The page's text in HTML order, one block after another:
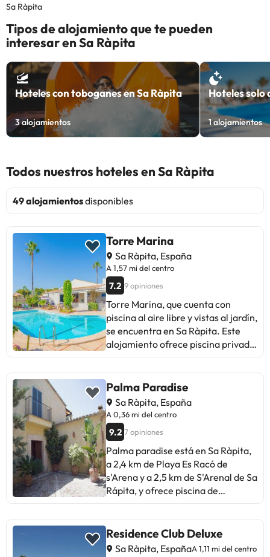
Sa Ràpita
Tipos de alojamiento que te pueden
interesar en Sa Ràpita
Hoteles con toboganes en Sa Ràpita
3alojamientos
Hoteles solo
1alojamientos
Todos nuestros hoteles en Sa Ràpita
49 alojamientosdisponibles
Torre Marina
Sa Ràpita, España
A 1,57 mi del centro
7.2 9 opiniones
Torre Marina, que cuenta con
piscina al aire libre y vistas al jardín,
se encuentra en Sa Ràpita. Este
alojamiento ofrece piscina privada,
baño, ropa de cama, toallas, TV con
canales vía satélite, zona de
comedor, cocina totalmente
equipada y terraza con vistas a la
piscina. S'Arenal de Sa Rápita está
a 2,4 km del alojamiento, y Club
Náutico de Palma está a 47 km. El
aeropuerto (Aeropuerto de Palma
de Mallorca - Son Sant Joan) está a
charge of EUR 50. This property
will not accommodate hen, stag or
Palma Paradise
Sa Ràpita, España
A 0,36 mi del centro
9.2 7 opiniones
Palma paradise está en Sa Ràpita,
a 2,4 km de Playa Es Racó de
s'Arena y a 2,5 km de S'Arenal de Sa
Rápita, y ofrece piscina de
piscina privada, jardín, zona de
barbacoa, wifi gratis y parking
Residence Club Deluxe
Sa Ràpita, EspañaA 1,11 mi del centro